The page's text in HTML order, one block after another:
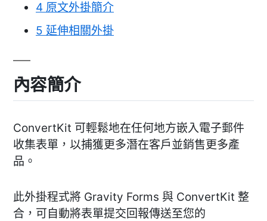
4 原文外掛簡介
5 延伸相關外掛
內容簡介
ConvertKit 可輕鬆地在任何地方嵌入電子郵件
收集表單，以捕獲更多潛在客戶並銷售更多產
品。
此外掛程式將 Gravity Forms 與 ConvertKit 整
合，可自動將表單提交回報傳送至您的